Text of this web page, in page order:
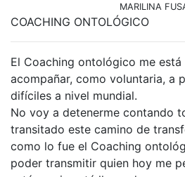
MARILINA
COACHING ONTOLÓGICO
El Coaching ontológico me
acompañar, como voluntaria, a
difíciles a nivel mundial.
No voy a detenerme contando
transitado este camino de
como lo fue el Coaching
poder transmitir quien hoy me